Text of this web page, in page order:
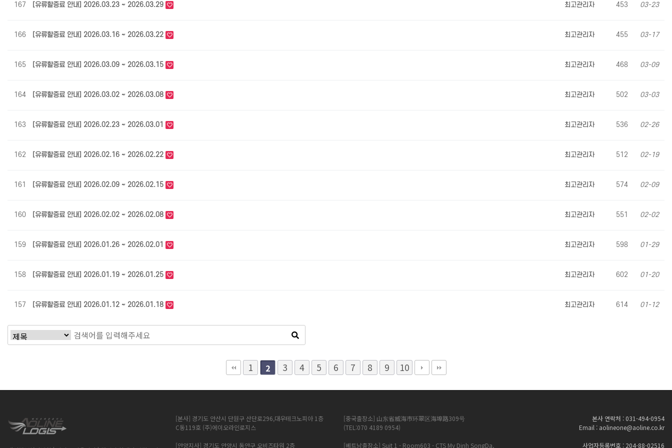
167 [유류할증료 안내] 2026.03.23 ~ 2026.03.29 최고관리자 453 03-23
166 [유류할증료 안내] 2026.03.16 ~ 2026.03.22 최고관리자 455 03-17
165 [유류할증료 안내] 2026.03.09 ~ 2026.03.15 최고관리자 468 03-09
164 [유류할증료 안내] 2026.03.02 ~ 2026.03.08 최고관리자 502 03-03
163 [유류할증료 안내] 2026.02.23 ~ 2026.03.01 최고관리자 536 02-26
162 [유류할증료 안내] 2026.02.16 ~ 2026.02.22 최고관리자 512 02-19
161 [유류할증료 안내] 2026.02.09 ~ 2026.02.15 최고관리자 574 02-09
160 [유류할증료 안내] 2026.02.02 ~ 2026.02.08 최고관리자 551 02-02
159 [유류할증료 안내] 2026.01.26 ~ 2026.02.01 최고관리자 598 01-29
158 [유류할증료 안내] 2026.01.19 ~ 2026.01.25 최고관리자 602 01-20
157 [유류할증료 안내] 2026.01.12 ~ 2026.01.18 최고관리자 614 01-12
1 2 3 4 5 6 7 8 9 10
[본사] 경기도 안산시 단원구 산단로296,대우테크노피아 1층
C동119호 (주)에이오라인로지스
[안양지사] 경기도 안양시 동안구 오비즈타워 2층
[중국출장소] 山东省威海市环翠区海埠路309号
(TEL:070 4189 0954)
[베트남출장소] Suit 1 - Room603 - CTS My Dinh SongDa,
본사 연락처 : 031-494-0954
Email : aolineone@aoline.co.kr
사업자등록번호 : 204-88-02516